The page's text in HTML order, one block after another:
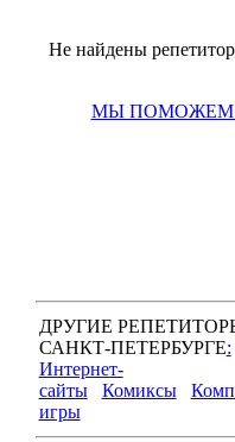
Не найдены
МЫ ПОМОЖЕМ
ДРУГИЕ
САНКТ-ПЕТЕРБУРГЕ:
Интернет-
сайты
Комиксы
игры